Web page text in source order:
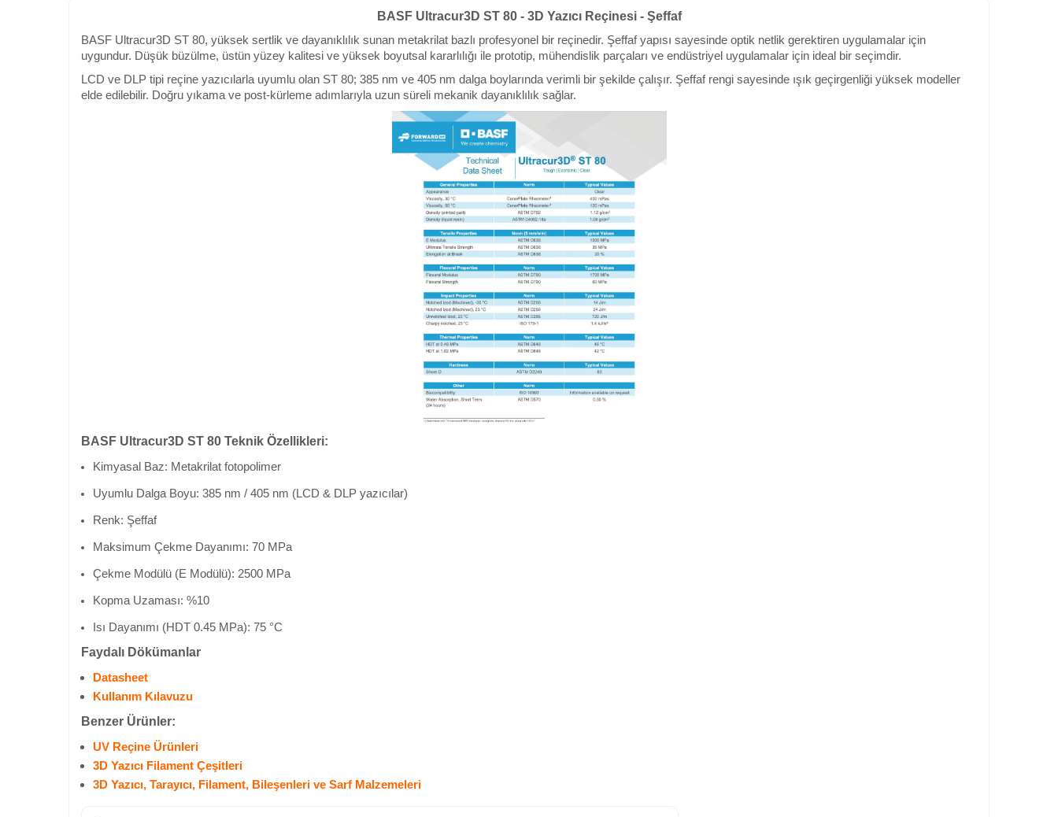
BASF Ultracur3D ST 80 - 3D Yazıcı Reçinesi - Şeffaf
BASF Ultracur3D ST 80, yüksek sertlik ve dayanıklılık sunan metakrilat bazlı profesyonel bir reçinedir. Şeffaf yapısı sayesinde optik netlik gerektiren uygulamalar için
uygundur. Düşük büzülme, üstün yüzey kalitesi ve yüksek boyutsal kararlılığı ile prototip, mühendislik parçaları ve endüstriyel uygulamalar için ideal bir seçimdir.
LCD ve DLP tipi reçine yazıcılarla uyumlu olan ST 80; 385 nm ve 405 nm dalga boylarında verimli bir şekilde çalışır. Şeffaf rengi sayesinde ışık geçirgenliği yüksek modeller
elde edilebilir. Doğru yıkama ve post-kürleme adımlarıyla uzun süreli mekanik dayanıklılık sağlar.
BASF Ultracur3D ST 80 Teknik Özellikleri:
Kimyasal Baz: Metakrilat fotopolimer
Uyumlu Dalga Boyu: 385 nm / 405 nm (LCD & DLP yazıcılar)
Renk: Şeffaf
Maksimum Çekme Dayanımı: 70 MPa
Çekme Modülü (E Modülü): 2500 MPa
Kopma Uzaması: %10
Isı Dayanımı (HDT 0.45 MPa): 75 °C
Faydalı Dökümanlar
Datasheet
Kullanım Kılavuzu
Benzer Ürünler:
UV Reçine Ürünleri
3D Yazıcı Filament Çeşitleri
3D Yazıcı, Tarayıcı, Filament, Bileşenleri ve Sarf Malzemeleri